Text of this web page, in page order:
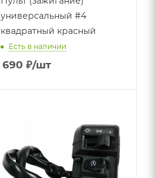
универсальный #4
квадратный красный
Есть в наличии
690 ₽/шт